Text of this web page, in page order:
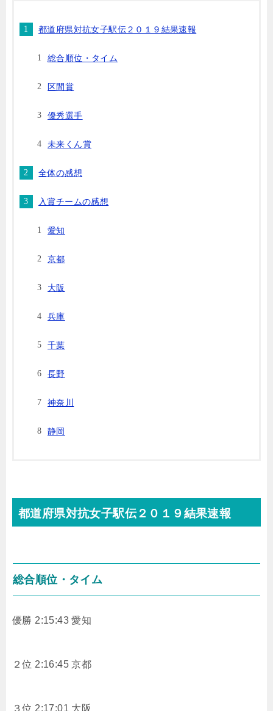
都道府県対抗女子駅伝２０１９結果速報
総合順位・タイム
区間賞
優秀選手
未来くん賞
全体の感想
入賞チームの感想
愛知
京都
大阪
兵庫
千葉
長野
神奈川
静岡
都道府県対抗女子駅伝２０１９結果速報
総合順位・タイム
優勝 2:15:43 愛知
２位 2:16:45 京都
３位 2:17:01 大阪